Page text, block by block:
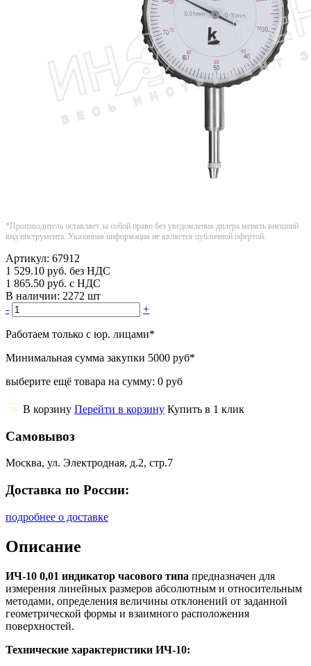
*Производитель оставляет за собой право без уведомления дилера менять внешний
вид инструмента. Указанная информация не является публичной офертой.
Артикул: 67912
1 529.10 руб. без НДС
1 865.50 руб. с НДС
В наличии: 2272 шт
-
+
Работаем только с юр. лицами*
Минимальная сумма закупки 5000 руб*
выберите ещё товара на сумму: 0 руб
В корзину Перейти в корзину Купить в 1 клик
Самовывоз
Москва, ул. Электродная, д.2, стр.7
Доставка по России:
подробнее о доставке
Описание
ИЧ-10 0,01 индикатор часового типа предназначен для
измерения линейных размеров абсолютным и относительным
методами, определения величины отклонений от заданной
геометрической формы и взаимного расположения
поверхностей.
Технические характеристики ИЧ-10: